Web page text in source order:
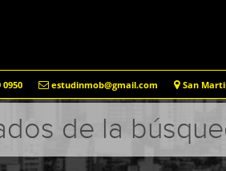
0950 estudinmob@gmail.com San
de la